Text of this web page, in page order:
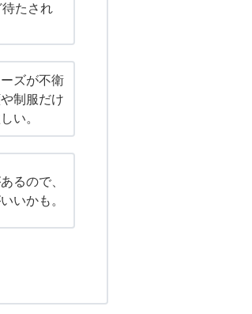
たされ
ズが不衛
制服だけ
い。
るので、
いかも。